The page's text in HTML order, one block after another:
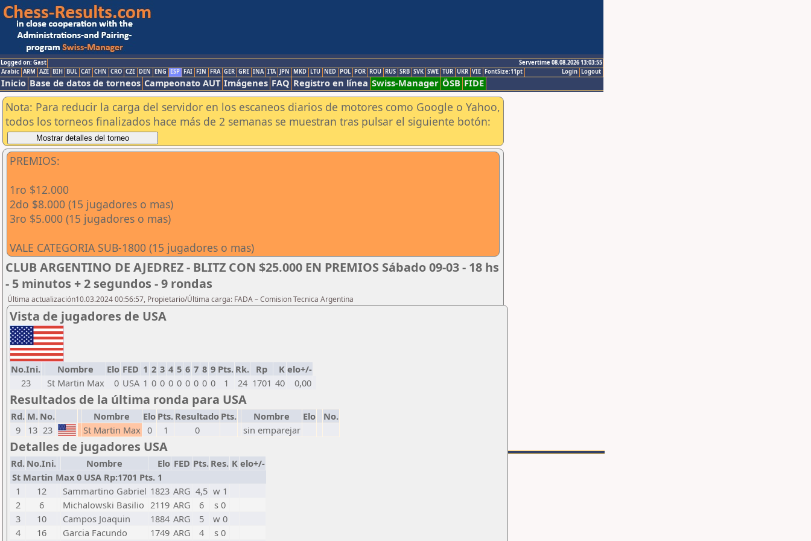
Logged on: Gast
Servertime 08.08.2026 13:03:55
Logout
Login
Arabic ARM AZE BIH BUL CAT CHN CRO CZE DEN ENG ESP FAI FIN FRA GER GRE INA ITA JPN MKD LTU NED POL POR ROU RUS SRB SVK SWE TUR UKR VIE FontSize:11pt
Inicio Base de datos de torneos Campeonato AUT Imágenes FAQ Registro en línea Swiss-Manager ÖSB FIDE
Nota: Para reducir la carga del servidor en los escaneos diarios de motores como Google o Yahoo,
todos los torneos finalizados hace más de 2 semanas se muestran tras pulsar el siguiente botón:
PREMIOS:
1ro $12.000
2do $8.000 (15 jugadores o mas)
3ro $5.000 (15 jugadores o mas)
VALE CATEGORIA SUB-1800 (15 jugadores o mas)
CLUB ARGENTINO DE AJEDREZ - BLITZ CON $25.000 EN PREMIOS Sábado 09-03 - 18 hs
- 5 minutos + 2 segundos - 9 rondas
Última actualización10.03.2024 00:56:57, Propietario/Última carga: FADA – Comision Tecnica Argentina
Vista de jugadores de USA
No.Ini. Nombre Elo FED 1 2 3 4 5 6 7 8 9 Pts. Rk. Rp K elo+/-
23
St Martin Max 0 USA 1 0 0 0 0 0 0 0 0 1 24 1701 40 0,00
Resultados de la última ronda para USA
Rd. M. No. Nombre Elo Pts. Resultado Pts. Nombre Elo
No.
9
13 23 St Martin Max 0 1 0 sin emparejar
Detalles de jugadores USA
Rd. No.Ini. Nombre Elo FED Pts. Res. K elo+/-
St Martin Max 0 USA Rp:1701 Pts. 1
1
12 Sammartino Gabriel 1823 ARG 4,5 w 1
2
6 Michalowski Basilio 2119 ARG 6
s 0
3
10 Campos Joaquin 1884 ARG 5
w 0
4
16 Garcia Facundo 1749 ARG 4
s 0